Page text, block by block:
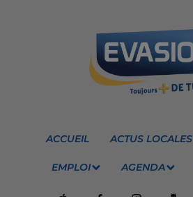
ACCUEIL ACTUS LOCALES
EMPLOI AGENDA